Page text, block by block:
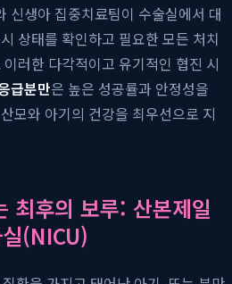
신생아 집중치료팀이 수술실에서 대
상태를 확인하고 필요한 모든 처치
러한 다각적이고 유기적인 협진 시
급분만은 높은 성공률과 안정성을
모와 아기의 건강을 최우선으로 지
최후의 보루: 산본제일
(NICU)